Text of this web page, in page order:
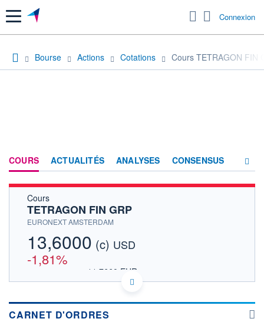
Menu Connexion
Bourse Actions Cotations Cours TETRAGON FIN
COURS ACTUALITÉS ANALYSES CONSENSUS
ACTIONNAIRES
Cours
TETRAGON FIN GRP
EURONEXT AMSTERDAM
13,6000 (c) USD
-1,81%
11,7660 EUR
DONNÉES TEMPS DIFFÉRÉ
Politique d'exécution
CARNET D'ORDRES